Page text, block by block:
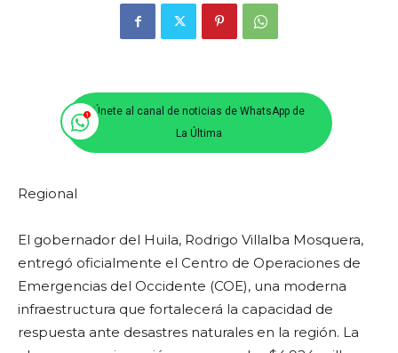
Únete al canal de noticias de WhatsApp de
La Última
Regional
El gobernador del Huila, Rodrigo Villalba Mosquera,
entregó oficialmente el Centro de Operaciones de
Emergencias del Occidente (COE), una moderna
infraestructura que fortalecerá la capacidad de
respuesta ante desastres naturales en la región. La